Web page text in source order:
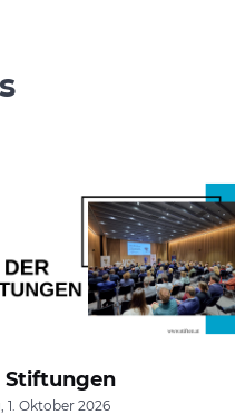
Stiftungen
1. Oktober 2026